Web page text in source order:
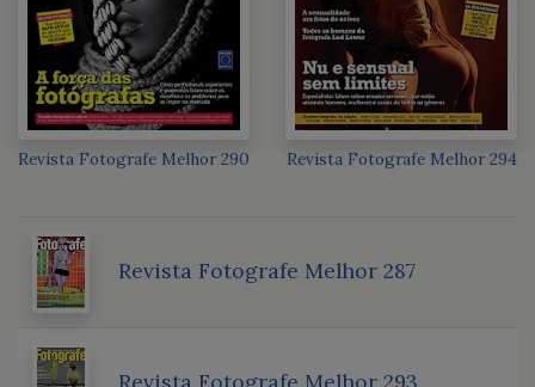
Revista Fotografe Melhor 290 Revista Fotografe Melhor 294
Revista Fotografe Melhor 287